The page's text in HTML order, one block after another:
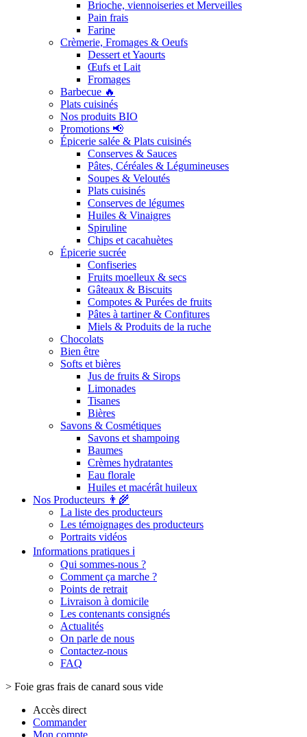
Brioche, viennoiseries et Merveilles
Pain frais
Farine
Crèmerie, Fromages & Oeufs
Dessert et Yaourts
Œufs et Lait
Fromages
Barbecue 🔥
Plats cuisinés
Nos produits BIO
Promotions 📢
Épicerie salée & Plats cuisinés
Conserves & Sauces
Pâtes, Céréales & Légumineuses
Soupes & Veloutés
Plats cuisinés
Conserves de légumes
Huiles & Vinaigres
Spiruline
Chips et cacahuètes
Épicerie sucrée
Confiseries
Fruits moelleux & secs
Gâteaux & Biscuits
Compotes & Purées de fruits
Pâtes à tartiner & Confitures
Miels & Produits de la ruche
Chocolats
Bien être
Softs et bières
Jus de fruits & Sirops
Limonades
Tisanes
Bières
Savons & Cosmétiques
Savons et shampoing
Baumes
Crèmes hydratantes
Eau florale
Huiles et macérât huileux
Nos Producteurs 👨‍🌾
La liste des producteurs
Les témoignages des producteurs
Portraits vidéos
Informations pratiques ℹ️
Qui sommes-nous ?
Comment ça marche ?
Points de retrait
Livraison à domicile
Les contenants consignés
Actualités
On parle de nous
Contactez-nous
FAQ
> Foie gras frais de canard sous vide
Accès direct
Commander
Mon compte